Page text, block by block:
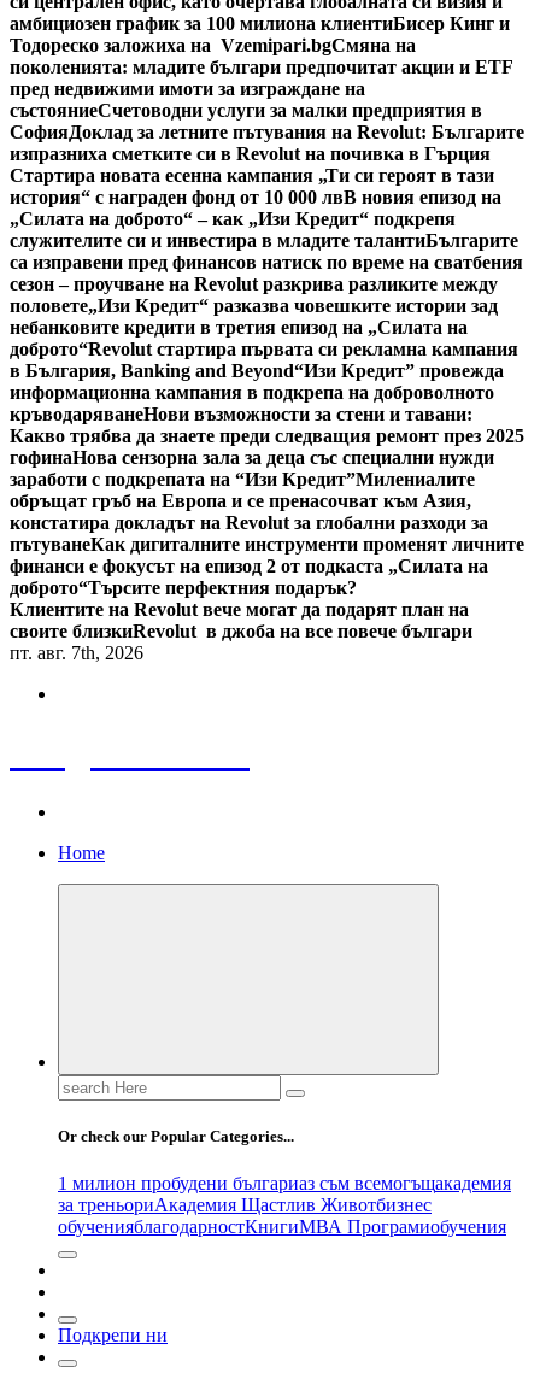
амбициозен график за 100 милиона клиентиБисер Кинг и
Тодореско заложиха на Vzemipari.bgСмяна на
поколенията: младите българи предпочитат акции и ETF
пред недвижими имоти за изграждане на
състояниеСчетоводни услуги за малки предприятия в
СофияДоклад за летните пътувания на Revolut: Българите
изпразниха сметките си в Revolut на почивка в Гърция
Стартира новата есенна кампания „Ти си героят в тази
история“ с награден фонд от 10 000 лвВ новия епизод на
„Силата на доброто“ – как „Изи Кредит“ подкрепя
служителите си и инвестира в младите талантиБългарите
са изправени пред финансов натиск по време на сватбения
сезон – проучване на Revolut разкрива разликите между
половете„Изи Кредит“ разказва човешките истории зад
небанковите кредити в третия епизод на „Силата на
доброто“Revolut стартира първата си рекламна кампания
в България, Banking and Beyond“Изи Кредит” провежда
информационна кампания в подкрепа на доброволното
кръводаряванеНови възможности за стени и тавани:
Какво трябва да знаете преди следващия ремонт през 2025
гофинаНова сензорна зала за деца със специални нужди
заработи с подкрепата на “Изи Кредит”Милениалите
обръщат гръб на Европа и се пренасочват към Азия,
констатира докладът на Revolut за глобални разходи за
пътуванеКак дигиталните инструменти променят личните
финанси е фокусът на епизод 2 от подкаста „Силата на
доброто“Търсите перфектния подарък?
Клиентите на Revolut вече могат да подарят план на
своите близкиRevolut в джоба на все повече българи
пт. авг. 7th, 2026
Home
Search
for:
Or check our Popular Categories...
1 милион пробудени българиаз съм всемогъщакадемия
за треньориАкадемия Щастлив Животбизнес
обученияблагодарностКнигиМВА Програмиобучения
Подкрепи ни